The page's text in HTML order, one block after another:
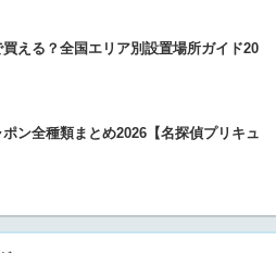
える？全国エリア別設置場所ガイド20
ン全種類まとめ2026【名探偵プリキュ